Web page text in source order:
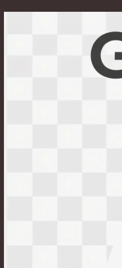
Перейти